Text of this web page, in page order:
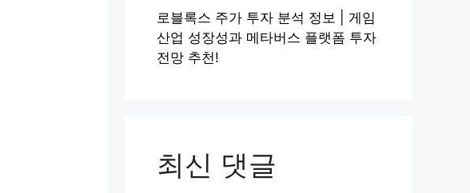
로블록스 주가 투자 분석 정보 | 게임
산업 성장성과 메타버스 플랫폼 투자
전망 추천!
최신 댓글